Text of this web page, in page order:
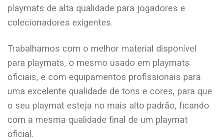
playmats de alta qualidade para jogadores e
colecionadores exigentes.
Trabalhamos com o melhor material disponível
para playmats, o mesmo usado em playmats
oficiais, e com equipamentos profissionais para
uma excelente qualidade de tons e cores, para que
o seu playmat esteja no mais alto padrão, ficando
com a mesma qualidade final de um playmat
oficial.